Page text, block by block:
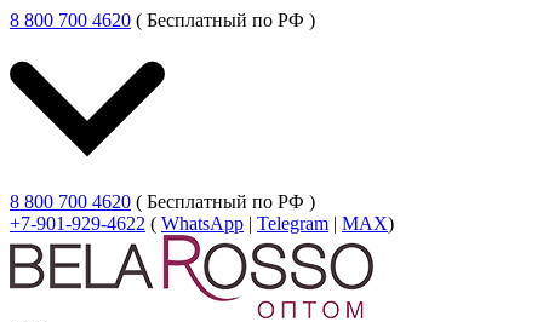
8 800 700 4620 ( Бесплатный по РФ )
8 800 700 4620 ( Бесплатный по РФ )
+7-901-929-4622 ( WhatsApp | Telegram | MAX)